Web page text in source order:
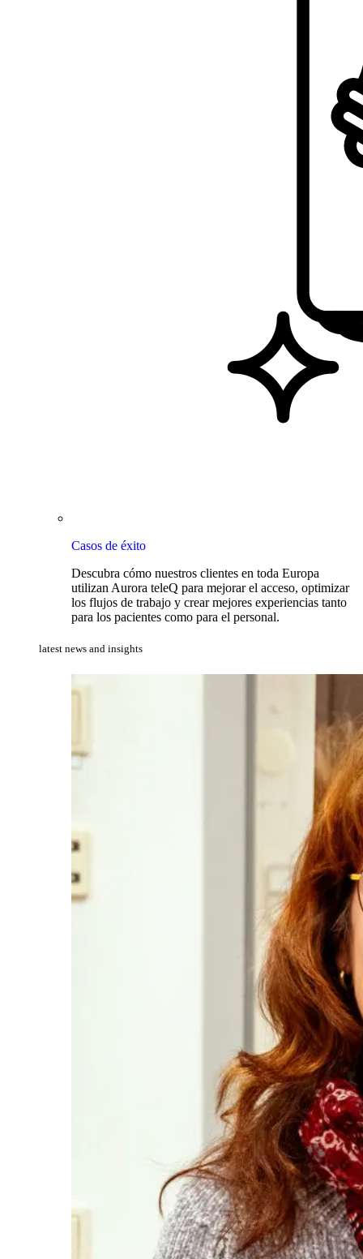
Casos de éxito
Descubra cómo nuestros clientes en toda Europa
utilizan Aurora teleQ para mejorar el acceso, optimizar
los flujos de trabajo y crear mejores experiencias tanto
para los pacientes como para el personal.
latest news and insights